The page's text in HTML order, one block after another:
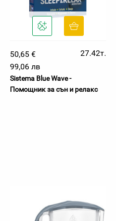
50,65 €
27.42т.
99,06 лв
Sistema Blue Wave -
Помощник за сън и релакс